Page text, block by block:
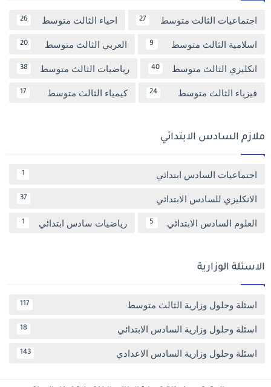
اجتماعيات الثالث متوسط 27 احياء الثالث متوسط 26
اسلامية الثالث متوسط 9 العربي الثالث متوسط 20
انكليزي الثالث متوسط 40 رياضيات الثالث متوسط 38
فيزياء الثالث متوسط 24 كيمياء الثالث متوسط 17
ملازم السادس الابتدائي
اجتماعيات السادس ابتدائي 1
الانكليزي للسادس الابتدائي 37
العلوم السادس الابتدائي 5 رياضيات سادس ابتدائي 1
الاسئلة الوزارية
اسئلة وحلول وزارية الثالث متوسط 117
اسئلة وحلول وزارية السادس الابتدائي 18
اسئلة وحلول وزارية السادس الاعدادي 143